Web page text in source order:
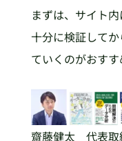
まずは、サイト
十分に検証して
ていくのがおすす
齋藤健太 代表